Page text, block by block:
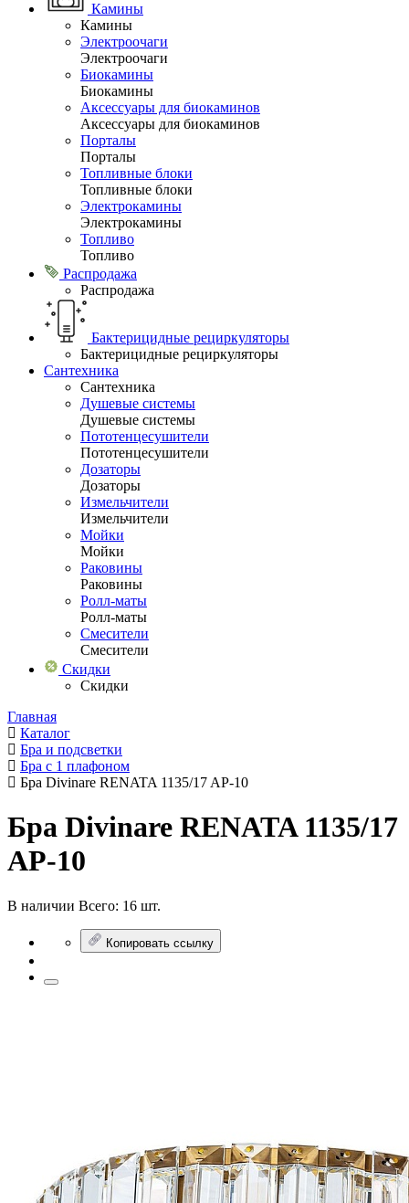
Камины
Камины
Электроочаги
Электроочаги
Биокамины
Биокамины
Аксессуары для биокаминов
Аксессуары для биокаминов
Порталы
Порталы
Топливные блоки
Топливные блоки
Электрокамины
Электрокамины
Топливо
Топливо
Распродажа
Распродажа
Бактерицидные рециркуляторы
Бактерицидные рециркуляторы
Сантехника
Сантехника
Душевые системы
Душевые системы
Пототенцесушители
Пототенцесушители
Дозаторы
Дозаторы
Измельчители
Измельчители
Мойки
Мойки
Раковины
Раковины
Ролл-маты
Ролл-маты
Смесители
Смесители
Скидки
Скидки
Главная
Каталог
Бра и подсветки
Бра с 1 плафоном
Бра Divinare RENATA 1135/17 AP-10
Бра Divinare RENATA 1135/17
AP-10
В наличии Всего: 16 шт.
Копировать ссылку